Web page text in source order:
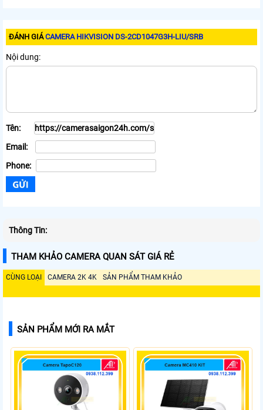
ĐÁNH GIÁCAMERA HIKVISION DS-2CD1047G3H-LIU/SRB
Nội dung:
Tên:
Email:
Phone:
Thông Tin:
THAM KHẢO CAMERA QUAN SÁT GIÁ RẺ
CÙNG LOẠI CAMERA 2K 4K SẢN PHẨM THAM KHẢO
SẢN PHẨM MỚI RA MẮT